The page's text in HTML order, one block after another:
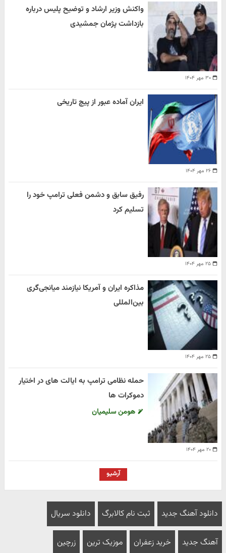
۳۰ مهر ۱۴۰۴
واکنش وزیر ارشاد و توضیح پلیس درباره
بازداشت پژمان جمشیدی
۲۶ مهر ۱۴۰۴
ایران آماده عبور از پیچ تاریخی
۲۵ مهر ۱۴۰۴
رفیق سابق و دشمن فعلی ترامپ خود را
تسلیم کرد
۲۵ مهر ۱۴۰۴
مذاکره ایران و آمریکا نیازمند میانجی‌گری
بین‌المللی
۲۰ مهر ۱۴۰۴
حمله نظامی ترامپ به ایالت های در اختیار
دموکرات ها
هومن سلیمیان
آرشیو
دانلود آهنگ جدید ثبت نام کالابرگ دانلود سریال
آهنگ جدید خرید زعفران موزیک ترین زرچین